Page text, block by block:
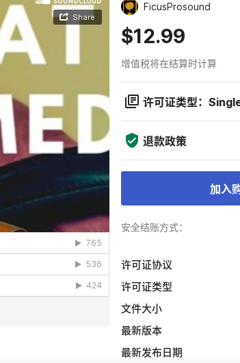
FicusProsound
$12.99
增值税将在结算时计算
许可证类型：
退款政策
加入
安全结账方式：
许可证协议
许可证类型
文件大小
最新版本
最新发布日期